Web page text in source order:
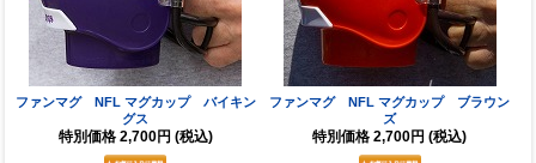
ファンマグ NFL マグカップ バイキン
グス
特別価格 2,700円 (税込)
ファンマグ NFL マグカップ ブラウン
ズ
特別価格 2,700円 (税込)